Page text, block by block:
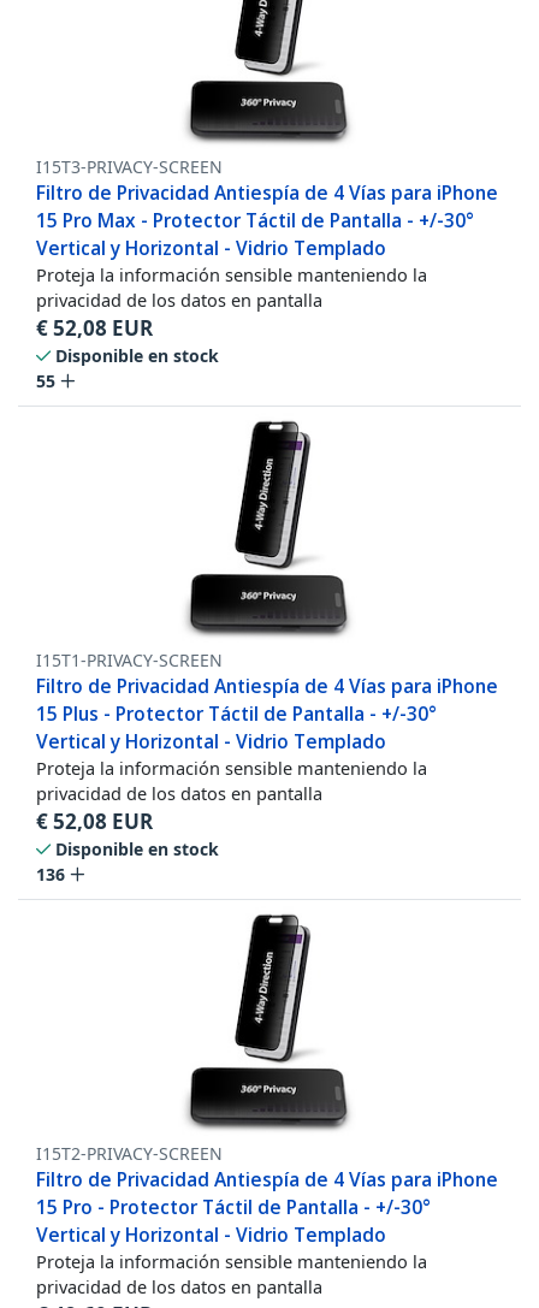
I15T3-PRIVACY-SCREEN
Filtro de Privacidad Antiespía de 4 Vías para iPhone
15 Pro Max - Protector Táctil de Pantalla - +/-30°
Vertical y Horizontal - Vidrio Templado
Proteja la información sensible manteniendo la
privacidad de los datos en pantalla
€52,08 EUR
Disponible en stock
55
I15T1-PRIVACY-SCREEN
Filtro de Privacidad Antiespía de 4 Vías para iPhone
15 Plus - Protector Táctil de Pantalla - +/-30°
Vertical y Horizontal - Vidrio Templado
Proteja la información sensible manteniendo la
privacidad de los datos en pantalla
€52,08 EUR
Disponible en stock
136
I15T2-PRIVACY-SCREEN
Filtro de Privacidad Antiespía de 4 Vías para iPhone
15 Pro - Protector Táctil de Pantalla - +/-30°
Vertical y Horizontal - Vidrio Templado
Proteja la información sensible manteniendo la
privacidad de los datos en pantalla